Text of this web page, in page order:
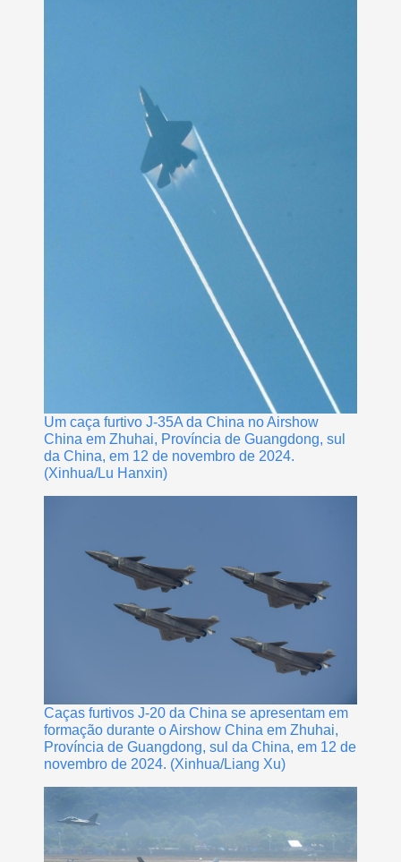
Um caça furtivo J-35A da China no Airshow
China em Zhuhai, Província de Guangdong, sul
da China, em 12 de novembro de 2024.
(Xinhua/Lu Hanxin)
Caças furtivos J-20 da China se apresentam em
formação durante o Airshow China em Zhuhai,
Província de Guangdong, sul da China, em 12 de
novembro de 2024. (Xinhua/Liang Xu)